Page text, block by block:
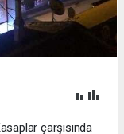
çarşısında